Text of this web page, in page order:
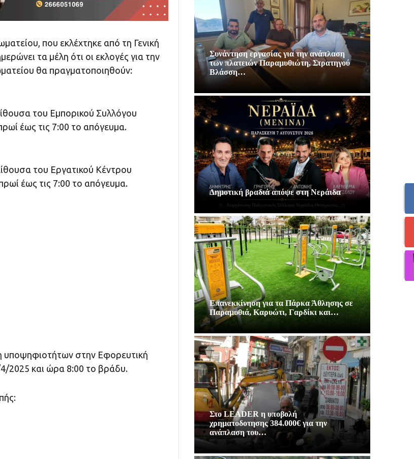
που εκλέχτηκε από τη Γενική
τα μέλη ότι οι εκλογές για την
θα πραγματοποιηθούν:
του Εμπορικού Συλλόγου
έως τις 7:00 το απόγευμα.
του Εργατικού Κέντρου
έως τις 7:00 το απόγευμα.
υποψηφιοτήτων στην Εφορευτική
2025 και ώρα 8:00 το βράδυ.
Συνάντηση εργασίας για την ανάπλαση
των πλατειών Παραμυθιώτη, Στρατηγού
Βλάσση…
Δημοτική βραδιά απόψε στη Νεράιδα
Επανεκκίνηση για τα Πάρκα Άθλησης σε
Παραμυθιά, Καρυώτι, Γαρδίκι και…
Στο LEADER η υποβολή
χρηματοδοτησης 384.000€ για την
ανάπλαση του…